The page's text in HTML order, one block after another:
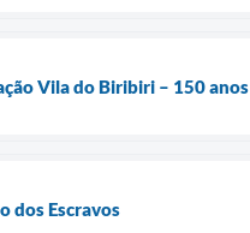
Vila do Biribiri – 150 anos
dos Escravos